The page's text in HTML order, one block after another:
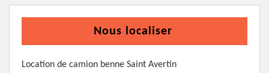
Nous localiser
Location de camion benne Saint Avertin